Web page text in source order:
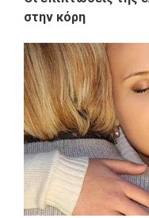
στην κόρη